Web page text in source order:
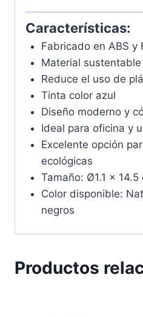
Características:
Fabricado en ABS y
Material
Reduce el uso de
Tinta color azul
Diseño moderno y
Ideal para oficina y
Excelente opción
ecológicas
Tamaño: Ø1.1 x 14.5
Color disponible:
negros
Productos